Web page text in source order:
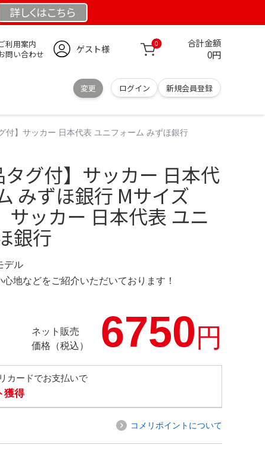
詳しくはこちら
利用案内
問い合わせ
ゲスト様 0 合計金額
0円
変更 ログイン 新規会員登録
付】サッカー 日本代表 ユニフォーム みずほ銀行
グ付】サッカー 日本代
みずほ銀行 Mサイズ
サッカー 日本代表 ユニ
銀行
デル
地などをご紹介いただいております！
ネット販売
価格（税込）
6750円
カードでお支払いで
獲得
コメリポイントについて